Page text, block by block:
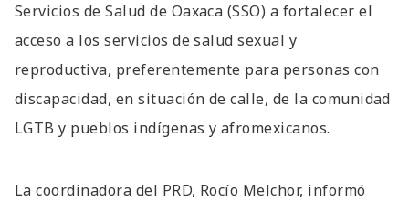
Servicios de Salud de Oaxaca (SSO) a fortalecer el
acceso a los servicios de salud sexual y
reproductiva, preferentemente para personas con
discapacidad, en situación de calle, de la comunidad
LGTB y pueblos indígenas y afromexicanos.
La coordinadora del PRD, Rocío Melchor, informó